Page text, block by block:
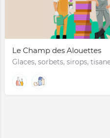
Le Champ des Alouettes
Glaces, sorbets, sirops,